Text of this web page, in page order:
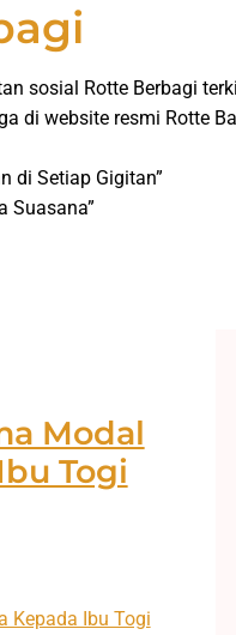
sosial Rotte Berbagi
di website resmi Rotte
di Setiap Gigitan”
Suasana”
Modal
Togi
Kepada Ibu Togi